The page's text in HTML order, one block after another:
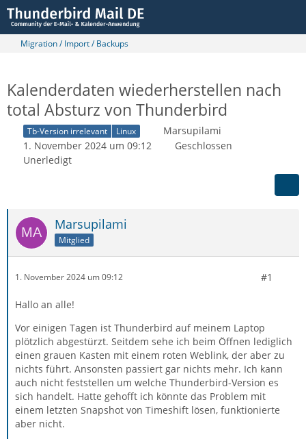
Migration / Import / Backups
Kalenderdaten wiederherstellen nach
total Absturz von Thunderbird
Tb-Version irrelevant Linux
Marsupilami
1. November 2024 um 09:12
Geschlossen
Unerledigt
Marsupilami
Mitglied
1. November 2024 um 09:12 #1
Hallo an alle!
Vor einigen Tagen ist Thunderbird auf meinem Laptop
plötzlich abgestürzt. Seitdem sehe ich beim Öffnen lediglich
einen grauen Kasten mit einem roten Weblink, der aber zu
nichts führt. Ansonsten passiert gar nichts mehr. Ich kann
auch nicht feststellen um welche Thunderbird-Version es
sich handelt. Hatte gehofft ich könnte das Problem mit
einem letzten Snapshot von Timeshift lösen, funktionierte
aber nicht.